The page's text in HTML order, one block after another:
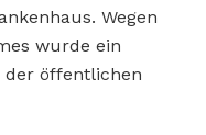
Wegen
wurde ein
öffentlichen